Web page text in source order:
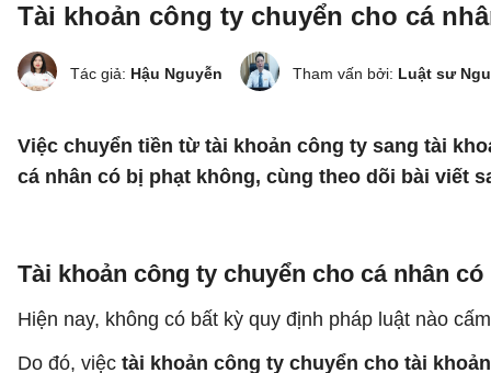
Tài khoản công ty chuyển cho cá
Tác giả: Hậu Nguyễn Tham vấn bởi: Luật sư
Việc chuyển tiền từ tài khoản công ty sang tài
cá nhân có bị phạt không, cùng theo dõi bài viết
Tài khoản công ty chuyển cho cá nhân
Hiện nay, không có bất kỳ quy định pháp luật nào
Do đó, việc tài khoản công ty chuyển cho tài